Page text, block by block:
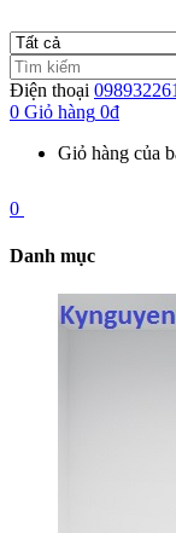
Điện thoại
0 Giỏ hàng 0đ
Giỏ hàng của
0
Danh mục